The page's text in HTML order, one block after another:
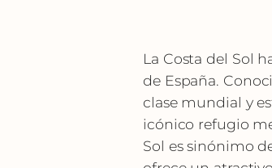
La Costa del Sol
de España.
clase mundial y
icónico refugio
Sol es sinónimo